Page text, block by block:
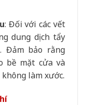
: Đối với các vết
dung dịch tẩy
Đảm bảo rằng
bề mặt cửa và
làm xước.